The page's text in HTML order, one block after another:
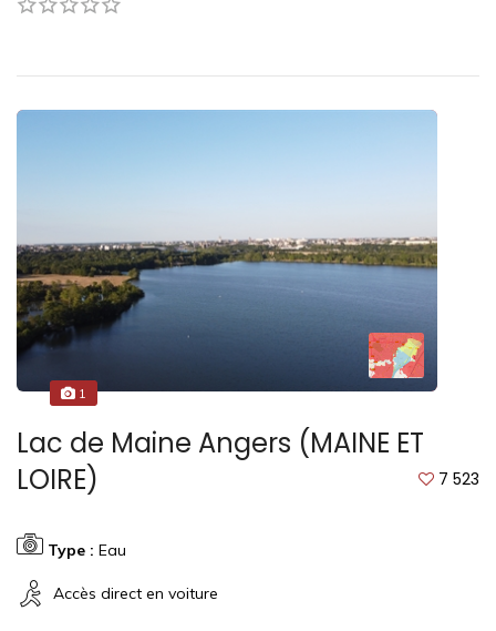
1
Lac de Maine Angers (MAINE ET
LOIRE)
7 523
Type : Eau
Accès direct en voiture